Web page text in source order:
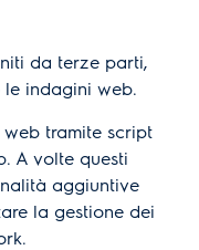
da terze parti,
le indagini web.
tramite script
A volte questi
aggiuntive
la gestione dei